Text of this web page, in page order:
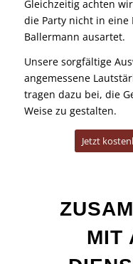
Unsere sorgfältige
angemessene
tragen dazu bei, die
Weise zu gestalten.
Jetzt
Ihr wollt in Linz